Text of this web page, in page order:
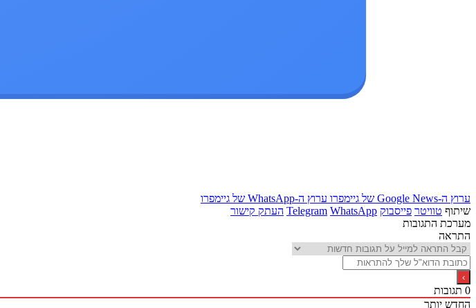
ערוץ ה-Google News של גיימפרו
ערוץ ה-WhatsApp של גיימפרו
שיתוף טוויטר פייסבוק Telegram WhatsApp
העתק קישור
מערכת התגובות
התראה
0 תגובות
החדש יותר